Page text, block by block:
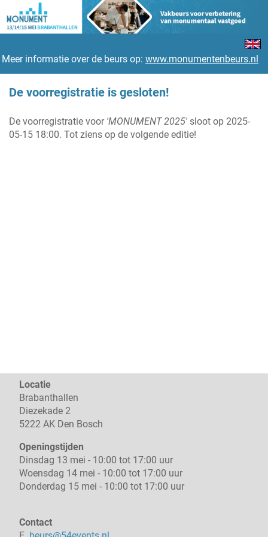
Meer informatie over de beurs op: www.monumentenbeurs.nl
De voorregistratie is gesloten!
De voorregistratie voor 'MONUMENT 2025' sloot op 2025-
05-15 18:00. Tot ziens op de volgende editie!
Locatie
Brabanthallen
Diezekade 2
5222 AK Den Bosch
Openingstijden
Dinsdag 13 mei - 10:00 tot 17:00 uur
Woensdag 14 mei - 10:00 tot 17:00 uur
Donderdag 15 mei - 10:00 tot 17:00 uur
Contact